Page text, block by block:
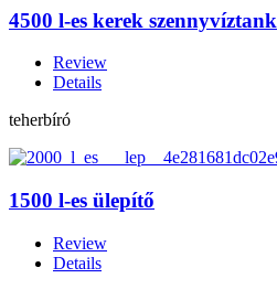
4500 l-es kerek szennyvíztank
Review
Details
teherbíró
1500 l-es ülepítő
Review
Details